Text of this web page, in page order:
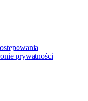
prywatności